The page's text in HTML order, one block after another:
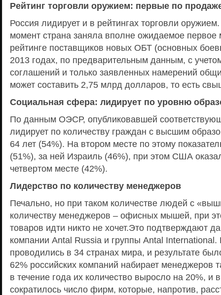
Рейтинг торговли оружием: первые по
Россия лидирует и в рейтингах торговли
момент страна заняла вполне ожидаемое первое
рейтинге поставщиков новых ОБТ (основных
2013 годах, по предварительным данным, с
соглашений и только заявленных намерений
может составить 2,75 млрд долларов, то есть
Социальная сфера: лидирует по уровню
По данным ОЭСР, опубликовавшей
лидирует по количеству граждан с высшим
64 лет (54%). На втором месте по этому
(51%), за ней Израиль (46%), при этом США
четвертом месте (42%).
Лидерство по количеству менеджеров
Печально, но при таком количестве людей с
количеству менеджеров – офисных мышей, при
товаров идти никто не хочет.Это подтверждают
компании Antal Russia и группы Antal
проводились в 34 странах мира, и результате
62% российских компаний набирает менеджеров
в течение года их количество выросло на 20%, и
сократилось число фирм, которые, напротив,